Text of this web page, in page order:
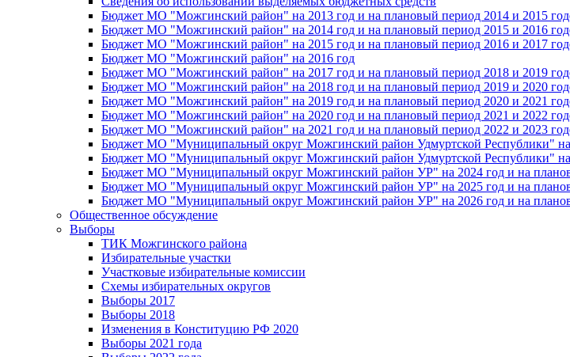
Бюджет МО "Можгинский район" на 2013 год и на плановый период 2014 и 2015
Бюджет МО "Можгинский район" на 2014 год и на плановый период 2015 и 2016
Бюджет МО "Можгинский район" на 2015 год и на плановый период 2016 и 2017
Бюджет МО "Можгинский район" на 2016 год
Бюджет МО "Можгинский район" на 2017 год и на плановый период 2018 и 2019
Бюджет МО "Можгинский район" на 2018 год и на плановый период 2019 и 2020
Бюджет МО "Можгинский район" на 2019 год и на плановый период 2020 и 2021
Бюджет МО "Можгинский район" на 2020 год и на плановый период 2021 и 2022
Бюджет МО "Можгинский район" на 2021 год и на плановый период 2022 и 2023
Бюджет МО "Муниципальный округ Можгинский район Удмуртской Республики" на
Бюджет МО "Муниципальный округ Можгинский район Удмуртской Республики" на
Бюджет МО "Муниципальный округ Можгинский район УР" на 2024 год и на
Бюджет МО "Муниципальный округ Можгинский район УР" на 2025 год и на
Бюджет МО "Муниципальный округ Можгинский район УР" на 2026 год и на
Общественное обсуждение
Выборы
ТИК Можгинского района
Избирательные участки
Участковые избирательные комиссии
Схемы избирательных округов
Выборы 2017
Выборы 2018
Изменения в Конституцию РФ 2020
Выборы 2021 года